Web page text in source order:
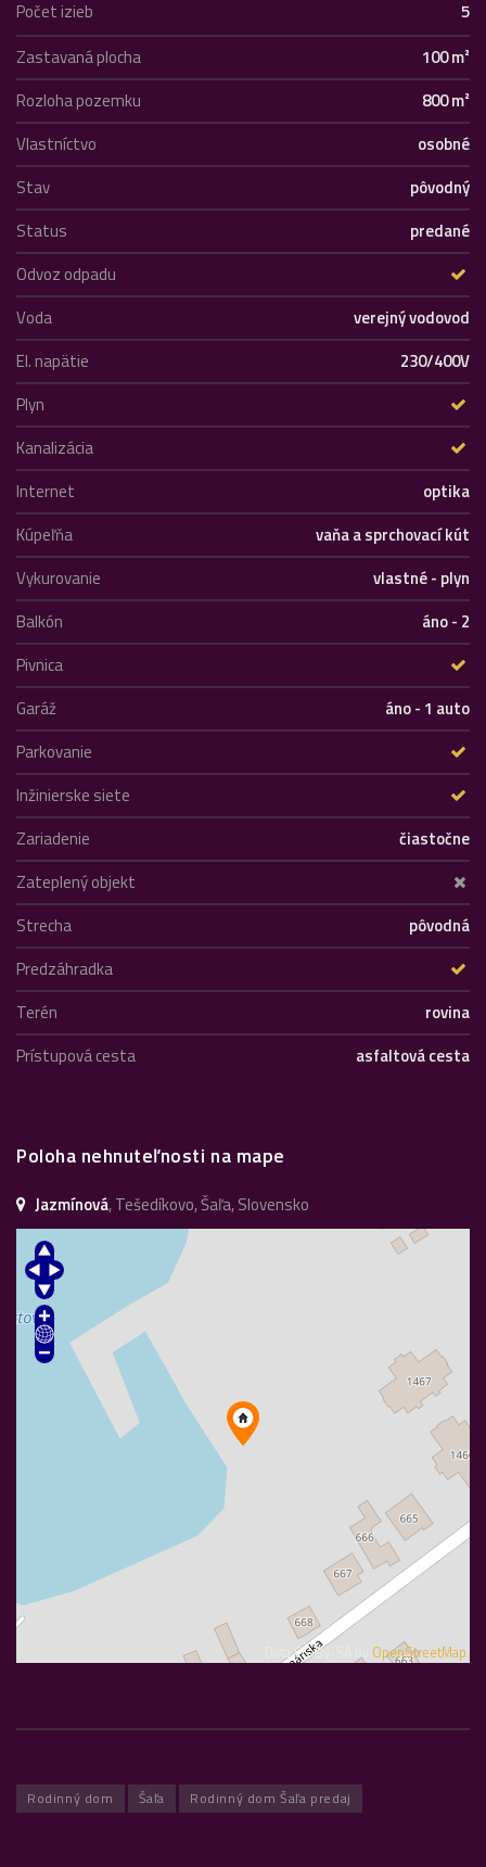
Počet izieb
5
Zastavaná plocha
100 m²
Rozloha pozemku
800 m²
Vlastníctvo
osobné
Stav
pôvodný
Status
predané
Odvoz odpadu
Voda
verejný vodovod
El. napätie
230/400V
Plyn
Kanalizácia
Internet
optika
Kúpeľňa
vaňa a sprchovací kút
Vykurovanie
vlastné - plyn
Balkón
áno - 2
Pivnica
Garáž
áno - 1 auto
Parkovanie
Inžinierske siete
Zariadenie
čiastočne
Zateplený objekt
Strecha
pôvodná
Predzáhradka
Terén
rovina
Prístupová cesta
asfaltová cesta
Poloha nehnuteľnosti na mape
Jazmínová, Tešedíkovo, Šaľa, Slovensko
Data CC-By-SA by OpenStreetMap
Rodinný dom Šaľa Rodinný dom Šaľa predaj